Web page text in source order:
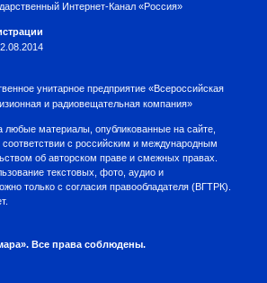
Интернет-Канал «Россия»
унитарное предприятие «Всероссийская
и радиовещательная компания»
любые материалы, опубликованные на сайте,
с российским и международным
об авторском праве и смежных правах.
текстовых, фото, аудио и
только с согласия правообладателя (ВГТРК).
Все права соблюдены.